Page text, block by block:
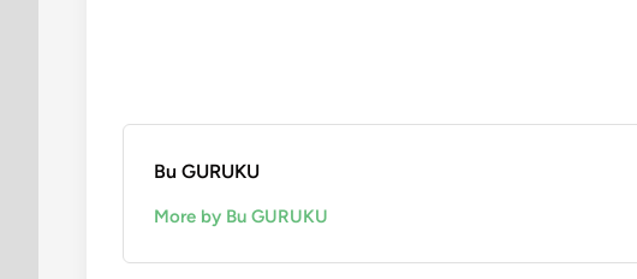
Bu GURUKU
More by Bu GURUKU